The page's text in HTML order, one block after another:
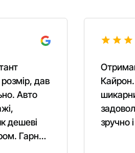
дав
Авто
дешеві
Гарно
Кайрон.
зручно